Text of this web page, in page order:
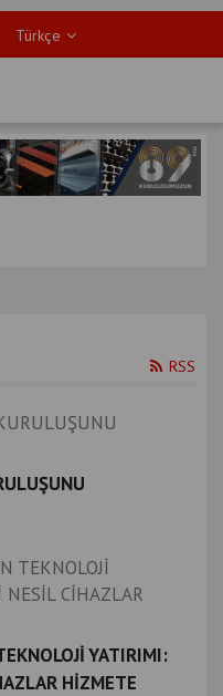
Türkçe
RSS
YATIRIMI:
HİZMETE